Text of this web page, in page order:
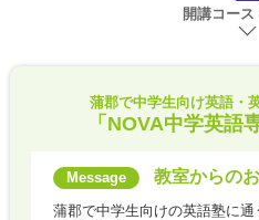
開講コー
蒲郡で中学生向け英語・
「NOVA中学英語
教室からの
蒲郡で中学生向けの英語塾に